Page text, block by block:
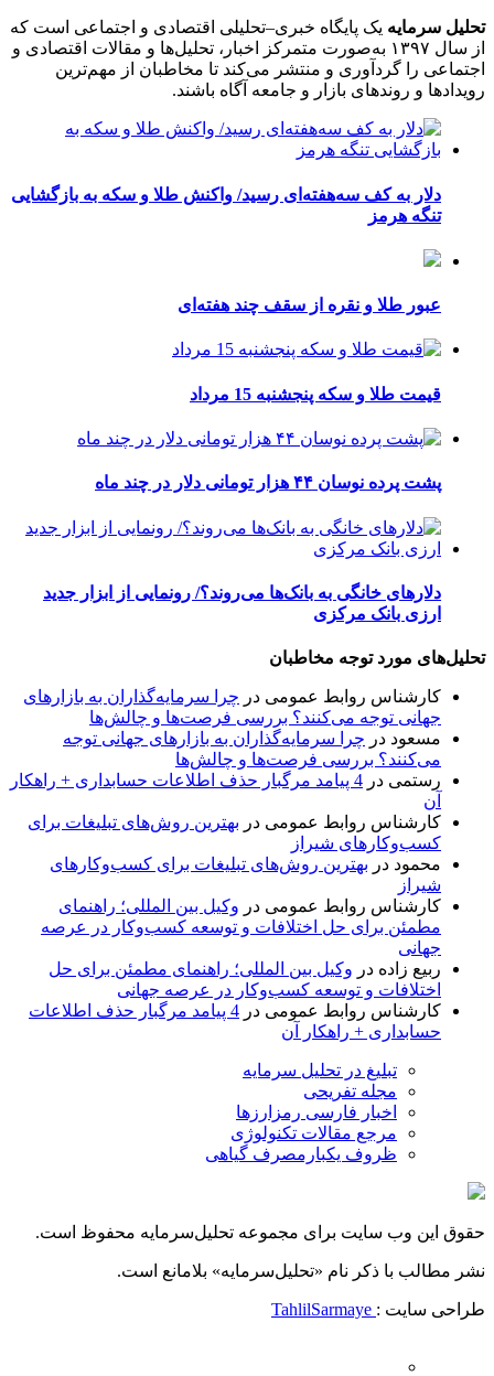
تحلیل سرمایه یک پایگاه خبری–تحلیلی اقتصادی و اجتماعی است که
از سال ۱۳۹۷ به‌صورت متمرکز اخبار، تحلیل‌ها و مقالات اقتصادی و
اجتماعی را گردآوری و منتشر می‌کند تا مخاطبان از مهم‌ترین
رویدادها و روندهای بازار و جامعه آگاه باشند.
دلار به کف سه‌هفته‌ای رسید/ واکنش طلا و سکه به بازگشایی
تنگه هرمز
عبور طلا و نقره از سقف چند هفته‌ای
قیمت طلا و سکه پنجشنبه 15 مرداد
پشت پرده نوسان ۴۴ هزار تومانی دلار در چند ماه
دلارهای خانگی به بانک‌ها می‌روند؟/ رونمایی از ابزار جدید
ارزی بانک مرکزی
تحلیل‌های مورد توجه مخاطبان
کارشناس روابط عمومی در چرا سرمایه‌گذاران به بازارهای
جهانی توجه می‌کنند؟ بررسی فرصت‌ها و چالش‌ها
مسعود در چرا سرمایه‌گذاران به بازارهای جهانی توجه
می‌کنند؟ بررسی فرصت‌ها و چالش‌ها
رستمی در
4 پیامد مرگبار حذف اطلاعات حسابداری + راهکار
آن
کارشناس روابط عمومی در بهترین روش‌های تبلیغات برای
کسب‌وکارهای شیراز
محمود در بهترین روش‌های تبلیغات برای کسب‌وکارهای
شیراز
کارشناس روابط عمومی در وکیل بین المللی؛ راهنمای
مطمئن برای حل اختلافات و توسعه کسب‌وکار در عرصه
جهانی
ربیع زاده در وکیل بین المللی؛ راهنمای مطمئن برای حل
اختلافات و توسعه کسب‌وکار در عرصه جهانی
کارشناس روابط عمومی در
4 پیامد مرگبار حذف اطلاعات
حسابداری + راهکار آن
تبلیغ در تحلیل سرمایه
مجله تفریحی
اخبار فارسی رمزارزها
مرجع مقالات تکنولوژی
ظروف یکبارمصرف گیاهی
حقوق این وب سایت برای مجموعه تحلیل‌سرمایه محفوظ است.
نشر مطالب با ذکر نام «تحلیل‌سرمایه» بلامانع است.
طراحی سایت :